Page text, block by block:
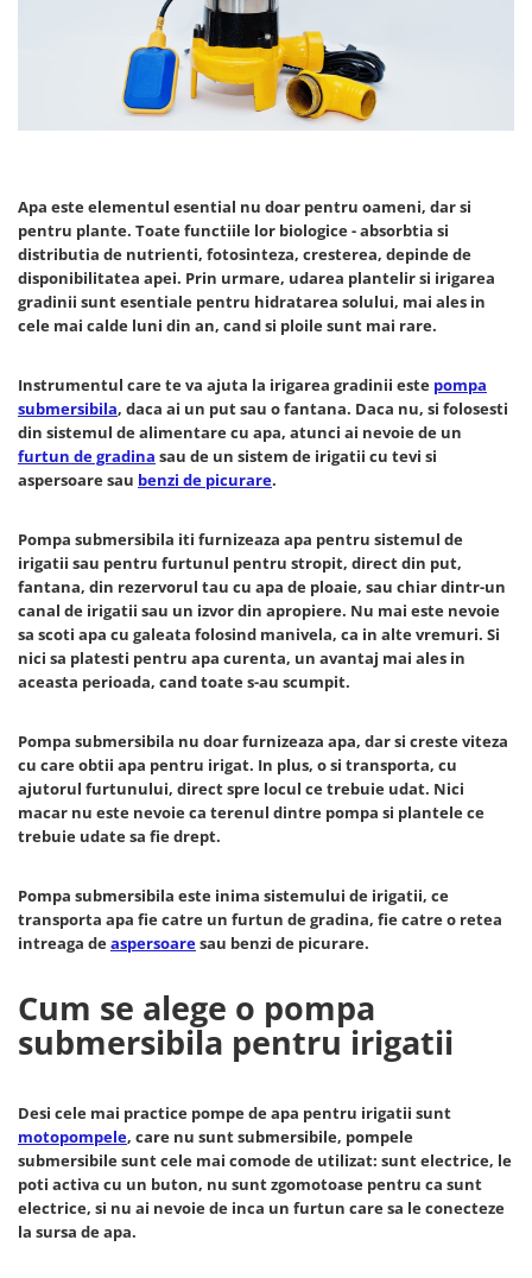
Aragazuri - cuptor electric
Aragazuri - cuptor gaz
Aragazuri Rustice
Articole Sanitare
Betoniere
Calorifere
Clesti & foarfece gradina
Cuptoare
Cuptoare cu microunde
Cuptoare cu microunde
incorporabile
Cuptoare incorporabile
Deshidratoare carne & fructe &
legume
Electrocasnice mici
Aparate de vidat
Espressoare & Cafetiere
Friteuze aer cald
Gratare Electrice
Masini de gheata
Masini de umplut carnati
Mixere bucatarie
Prajitoare de paine
Statii de calcat
Furtune & Sisteme Irigatii
Consumabile
Hota tavan
Hote cupolare
Hote decorative
Hote incorporabile
Masini de Gaurit & Insurubat
Masini de gaurit fixe & banc
Mixere & Amestecatoare Mortar
Motoare Electrice
Pistoale Aer Cald
Polizoare
Redresoare Auto
Rindele & Abricuri
Rotopercutoare
Slefuitoare
Vibratoare beton
Truse & Seturi Surubelnite
Unelte de mana
Clesti Pentru Nituri
Masini de Tuns Gazonul
Masini Gresie & Faianta
Ventuze Vaccum
Motoburghie & Burghie
Motoferastraie cu Lant
Motopompe
Nivele Optice & Trepiede
Placi Compactoare
Polizoare
Pompe de Vopsit & Zugravit
Profesionale
Prelungitoare
Rotopercutoare
Suflante & Aspiratoare
Surse de Curent & Panouri Solare
Taietoare de Beton & Asfalt
Truse de Scule & Unelte
Apa este elementul esential nu doar pentru oameni, dar si
pentru plante. Toate functiile lor biologice - absorbtia si
distributia de nutrienti, fotosinteza, cresterea, depinde de
disponibilitatea apei. Prin urmare, udarea plantelir si irigarea
gradinii sunt esentiale pentru hidratarea solului, mai ales in
cele mai calde luni din an, cand si ploile sunt mai rare.
Instrumentul care te va ajuta la irigarea gradinii este pompa
submersibila, daca ai un put sau o fantana. Daca nu, si folosesti
din sistemul de alimentare cu apa, atunci ai nevoie de un
furtun de gradina sau de un sistem de irigatii cu tevi si
aspersoare sau benzi de picurare.
Pompa submersibila iti furnizeaza apa pentru sistemul de
irigatii sau pentru furtunul pentru stropit, direct din put,
fantana, din rezervorul tau cu apa de ploaie, sau chiar dintr-un
canal de irigatii sau un izvor din apropiere. Nu mai este nevoie
sa scoti apa cu galeata folosind manivela, ca in alte vremuri. Si
nici sa platesti pentru apa curenta, un avantaj mai ales in
aceasta perioada, cand toate s-au scumpit.
Pompa submersibila nu doar furnizeaza apa, dar si creste viteza
cu care obtii apa pentru irigat. In plus, o si transporta, cu
ajutorul furtunului, direct spre locul ce trebuie udat. Nici
macar nu este nevoie ca terenul dintre pompa si plantele ce
trebuie udate sa fie drept.
Pompa submersibila este inima sistemului de irigatii, ce
transporta apa fie catre un furtun de gradina, fie catre o retea
intreaga deaspersoaresau benzi de picurare.
Cum se alege o pompa
submersibila pentru irigatii
Desi cele mai practice pompe de apa pentru irigatii sunt
motopompele, care nu sunt submersibile, pompele
submersibile sunt cele mai comode de utilizat: sunt electrice, le
poti activa cu un buton, nu sunt zgomotoase pentru ca sunt
electrice, si nu ai nevoie de inca un furtun care sa le conecteze
la sursa de apa.